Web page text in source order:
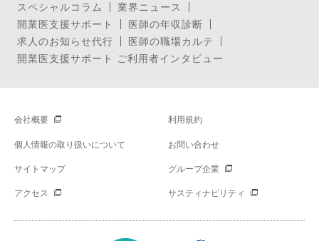
スペシャルコラム
業界ニュース
開業医支援サポート
医師の年収診断
求人のお知らせ代行
医師の職場カルテ
開業医支援サポート ご利用者インタビュー
会社概要 利用規約
個人情報の取り扱いについて お問い合わせ
サイトマップ グループ企業
アクセス サスティナビリティ